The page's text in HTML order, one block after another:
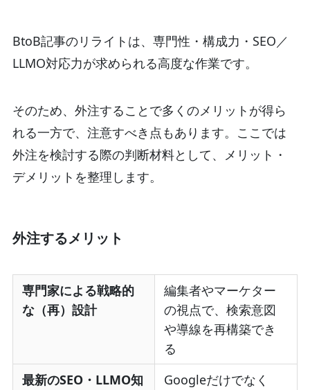
BtoB記事のリライトは、専門性・構成力・SEO／
LLMO対応力が求められる高度な作業です。
そのため、外注することで多くのメリットが得ら
れる一方で、注意すべき点もあります。ここでは
外注を検討する際の判断材料として、メリット・
デメリットを整理します。
外注するメリット
専門家による戦略的
な（再）設計
編集者やマーケター
の視点で、検索意図
や導線を再構築でき
る
最新のSEO・LLMO知
Googleだけでなく